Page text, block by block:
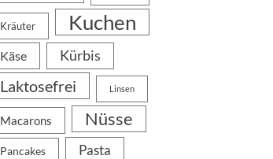
Kräuter Kuchen
Käse Kürbis
Laktosefrei Linsen
Macarons Nüsse
Pancakes Pasta